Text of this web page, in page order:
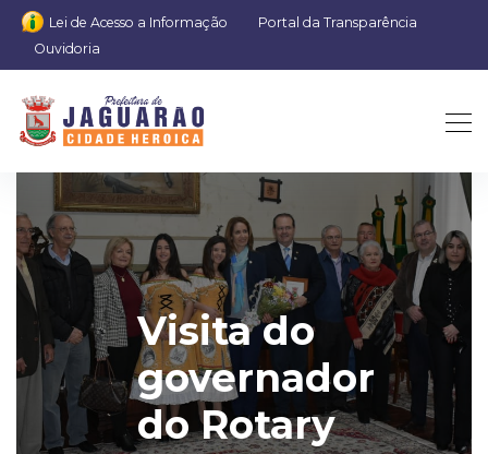
Lei de Acesso a Informação
Portal da Transparência
Ouvidoria
Visita do
governador
do Rotary